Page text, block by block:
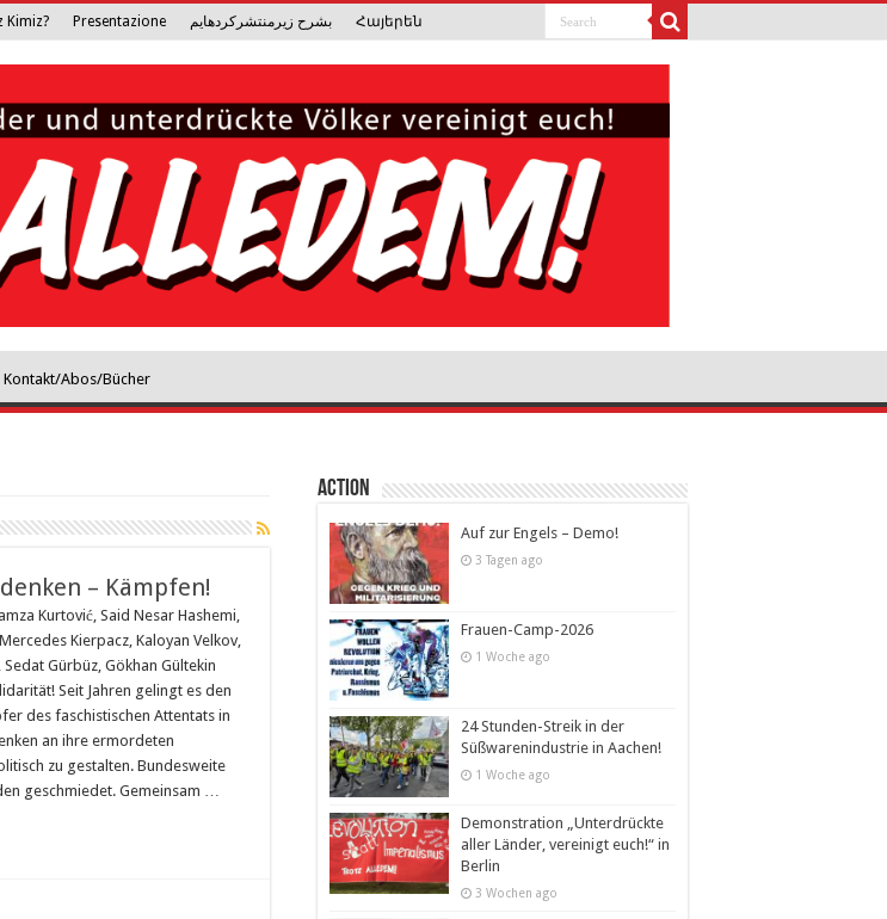
Kimiz? Presentazione بشرح زیرمنتشرکرده­ایم Հայերեն
Kontakt/Abos/Bücher
– Kämpfen!
Kurtović, Said Nesar Hashemi,
Kierpacz, Kaloyan Velkov,
Sedat Gürbüz, Gökhan Gültekin
Seit Jahren gelingt es den
des faschistischen Attentats in
an ihre ermordeten
zu gestalten. Bundesweite
geschmiedet. Gemeinsam …
Action
Auf zur Engels – Demo!
3 Tagen ago
Frauen-Camp-2026
1 Woche ago
24 Stunden-Streik in der
Süßwarenindustrie in Aachen!
1 Woche ago
Demonstration „Unterdrückte
aller Länder, vereinigt euch!“ in
Berlin
3 Wochen ago